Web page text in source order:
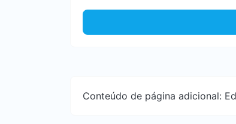
Conteúdo de página adicional: